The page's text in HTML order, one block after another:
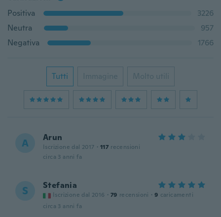
Positiva
3226
Neutra
957
Negativa
1766
Tutti Immagine Molto utili
A Arun
Iscrizione dal 2017 · 117 recensioni
circa 3 anni fa
S Stefania
Iscrizione dal 2016 · 79 recensioni · 9 caricamenti
circa 3 anni fa